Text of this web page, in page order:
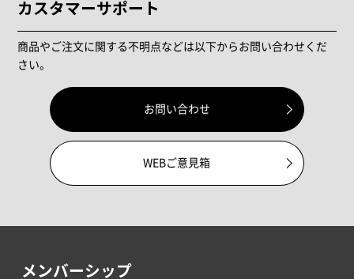
カスタマーサポート
商品やご注文に関する不明点などは以下からお問い合わせくだ
さい。
お問い合わせ
WEBご意見箱
メンバーシップ